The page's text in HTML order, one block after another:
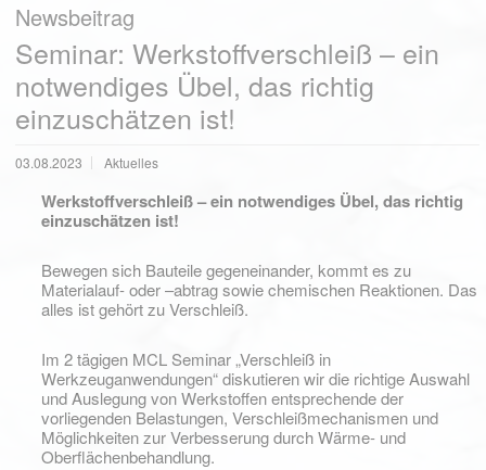
Newsbeitrag
Seminar: Werkstoffverschleiß – ein
notwendiges Übel, das richtig
einzuschätzen ist!
03.08.2023 Aktuelles
Werkstoffverschleiß – ein notwendiges Übel, das richtig
einzuschätzen ist!
Bewegen sich Bauteile gegeneinander, kommt es zu
Materialauf- oder –abtrag sowie chemischen Reaktionen. Das
alles ist gehört zu Verschleiß.
Im 2 tägigen MCL Seminar „Verschleiß in
Werkzeuganwendungen“ diskutieren wir die richtige Auswahl
und Auslegung von Werkstoffen entsprechende der
vorliegenden Belastungen, Verschleißmechanismen und
Möglichkeiten zur Verbesserung durch Wärme- und
Oberflächenbehandlung.